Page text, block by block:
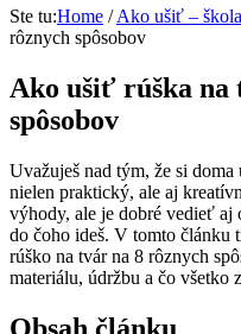
Ste tu:Home / Ako ušiť –
rôznych spôsobov
Ako ušiť rúška na
spôsobov
Uvažuješ nad tým, že si doma
nielen praktický, ale aj
výhody, ale je dobré vedieť aj
do čoho ideš. V tomto článku
rúško na tvár na 8 rôznych
materiálu, údržbu a čo všetko
Obsah článku